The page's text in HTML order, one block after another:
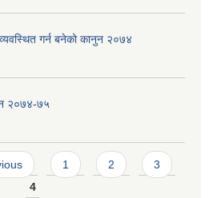
व्यवस्थित गर्न बनेको कानुन २०७४
२०७४-७५
1 2
3
4